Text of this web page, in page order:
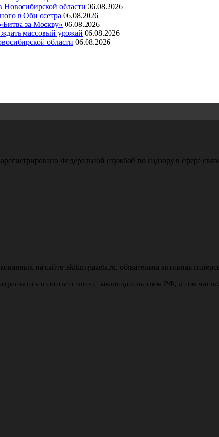
Новосибирской области 06.08.2026
в Оби осетра 06.08.2026
за Москву» 06.08.2026
ждать массовый урожай 06.08.2026
области 06.08.2026
Федеральной службой по надзору в сфере
на сайте iskitim-gazeta.ru, обязательна активная
в соответствии с законодательством РФ, в том